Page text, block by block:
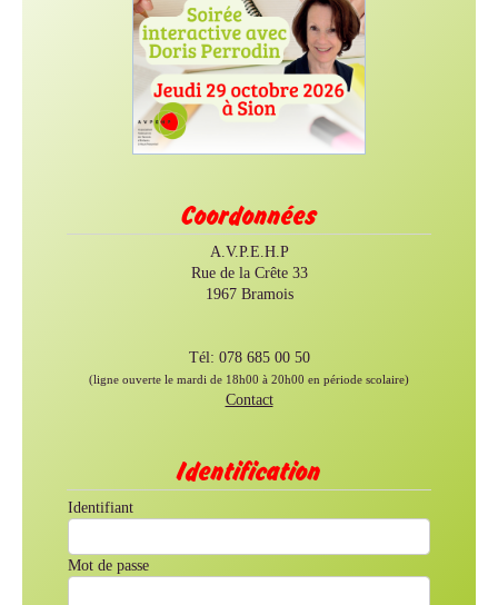
Coordonnées
A.V.P.E.H.P
Rue de la Crête 33
1967 Bramois
Tél: 078 685 00 50
(ligne ouverte le mardi de 18h00 à 20h00 en période scolaire)
Contact
Identification
Identifiant
Mot de passe